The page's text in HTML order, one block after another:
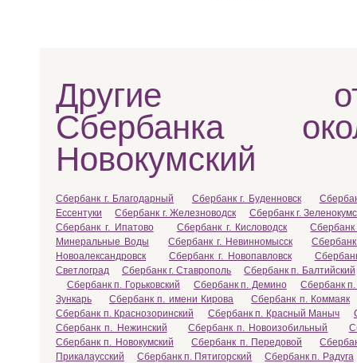
Другие
Сбербанка
Новокумский
Сбербанк г. Благодарный Сбербанк г. Буденновск
Ессентуки
Сбербанк г. Железноводск
Сбербанк г.
Сбербанк г. Ипатово
Сбербанк г. Кисловодск
Минеральные Воды
Сбербанк г. Невинномысск
Новоалександровск
Сбербанк г. Новопавловск
Светлоград
Сбербанк г. Ставрополь
Сбербанк п. Балтийский
Сбербанк п. Горьковский
Сбербанк п. Демино
Сбербанк
Зункарь
Сбербанк п. имени Кирова
Сбербанк п. Коммаяк
Сбербанк п. Краснозоринский
Сбербанк п. Красный Маныч
Сбербанк п. Нежинский
Сбербанк п. Новоизобильный
Сбербанк п. Новокумский
Сбербанк п. Передовой
Прикалаусский
Сбербанк п. Пятигорский
Сбербанк п. Радуга